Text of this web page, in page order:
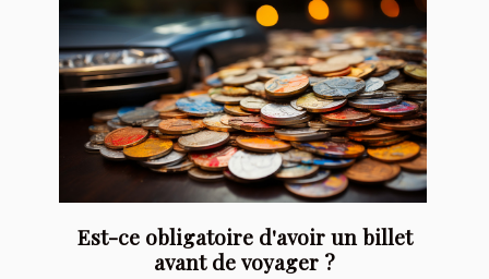
Est-ce obligatoire d'avoir un billet
avant de voyager ?